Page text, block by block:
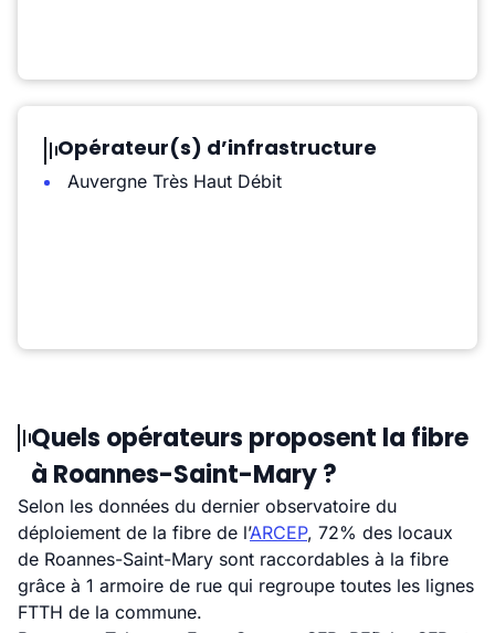
Opérateur(s) d’infrastructure
Auvergne Très Haut Débit
Quels opérateurs proposent la fibre
à Roannes-Saint-Mary ?
Selon les données du dernier observatoire du
déploiement de la fibre de l’ARCEP, 72% des locaux
de Roannes-Saint-Mary sont raccordables à la fibre
grâce à 1 armoire de rue qui regroupe toutes les lignes
FTTH de la commune.